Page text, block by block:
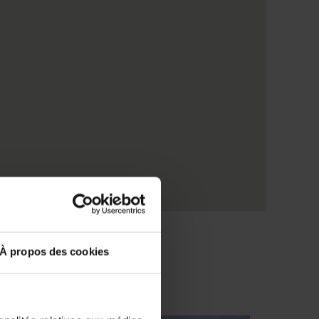
À propos des cookies